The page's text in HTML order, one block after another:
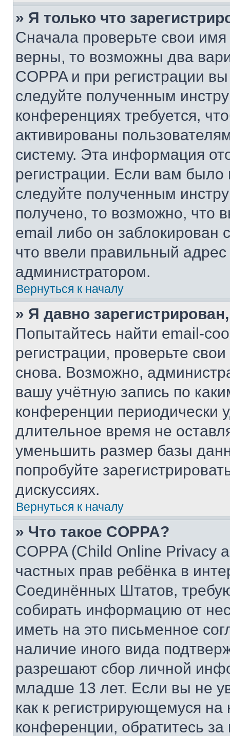
» Я только что
Сначала проверьте свои
верны, то возможны два
COPPA и при регистрации
следуйте полученным
конференциях требуется,
активированы
систему. Эта информация
регистрации. Если вам
следуйте полученным
получено, то возможно, что
email либо он
что ввели правильный адрес
администратором.
Вернуться к началу
» Я давно
Попытайтесь найти email-
регистрации, проверьте
снова. Возможно,
вашу учётную запись по
конференции периодически
длительное время не
уменьшить размер базы
попробуйте
дискуссиях.
Вернуться к началу
» Что такое COPPA?
COPPA (Child Online Privacy
частных прав ребёнка в
Соединённых Штатов,
собирать информацию от
иметь на это письменное
наличие иного вида
разрешают сбор личной
младше 13 лет. Если вы не
как к регистрирующемуся
конференции, обратитесь